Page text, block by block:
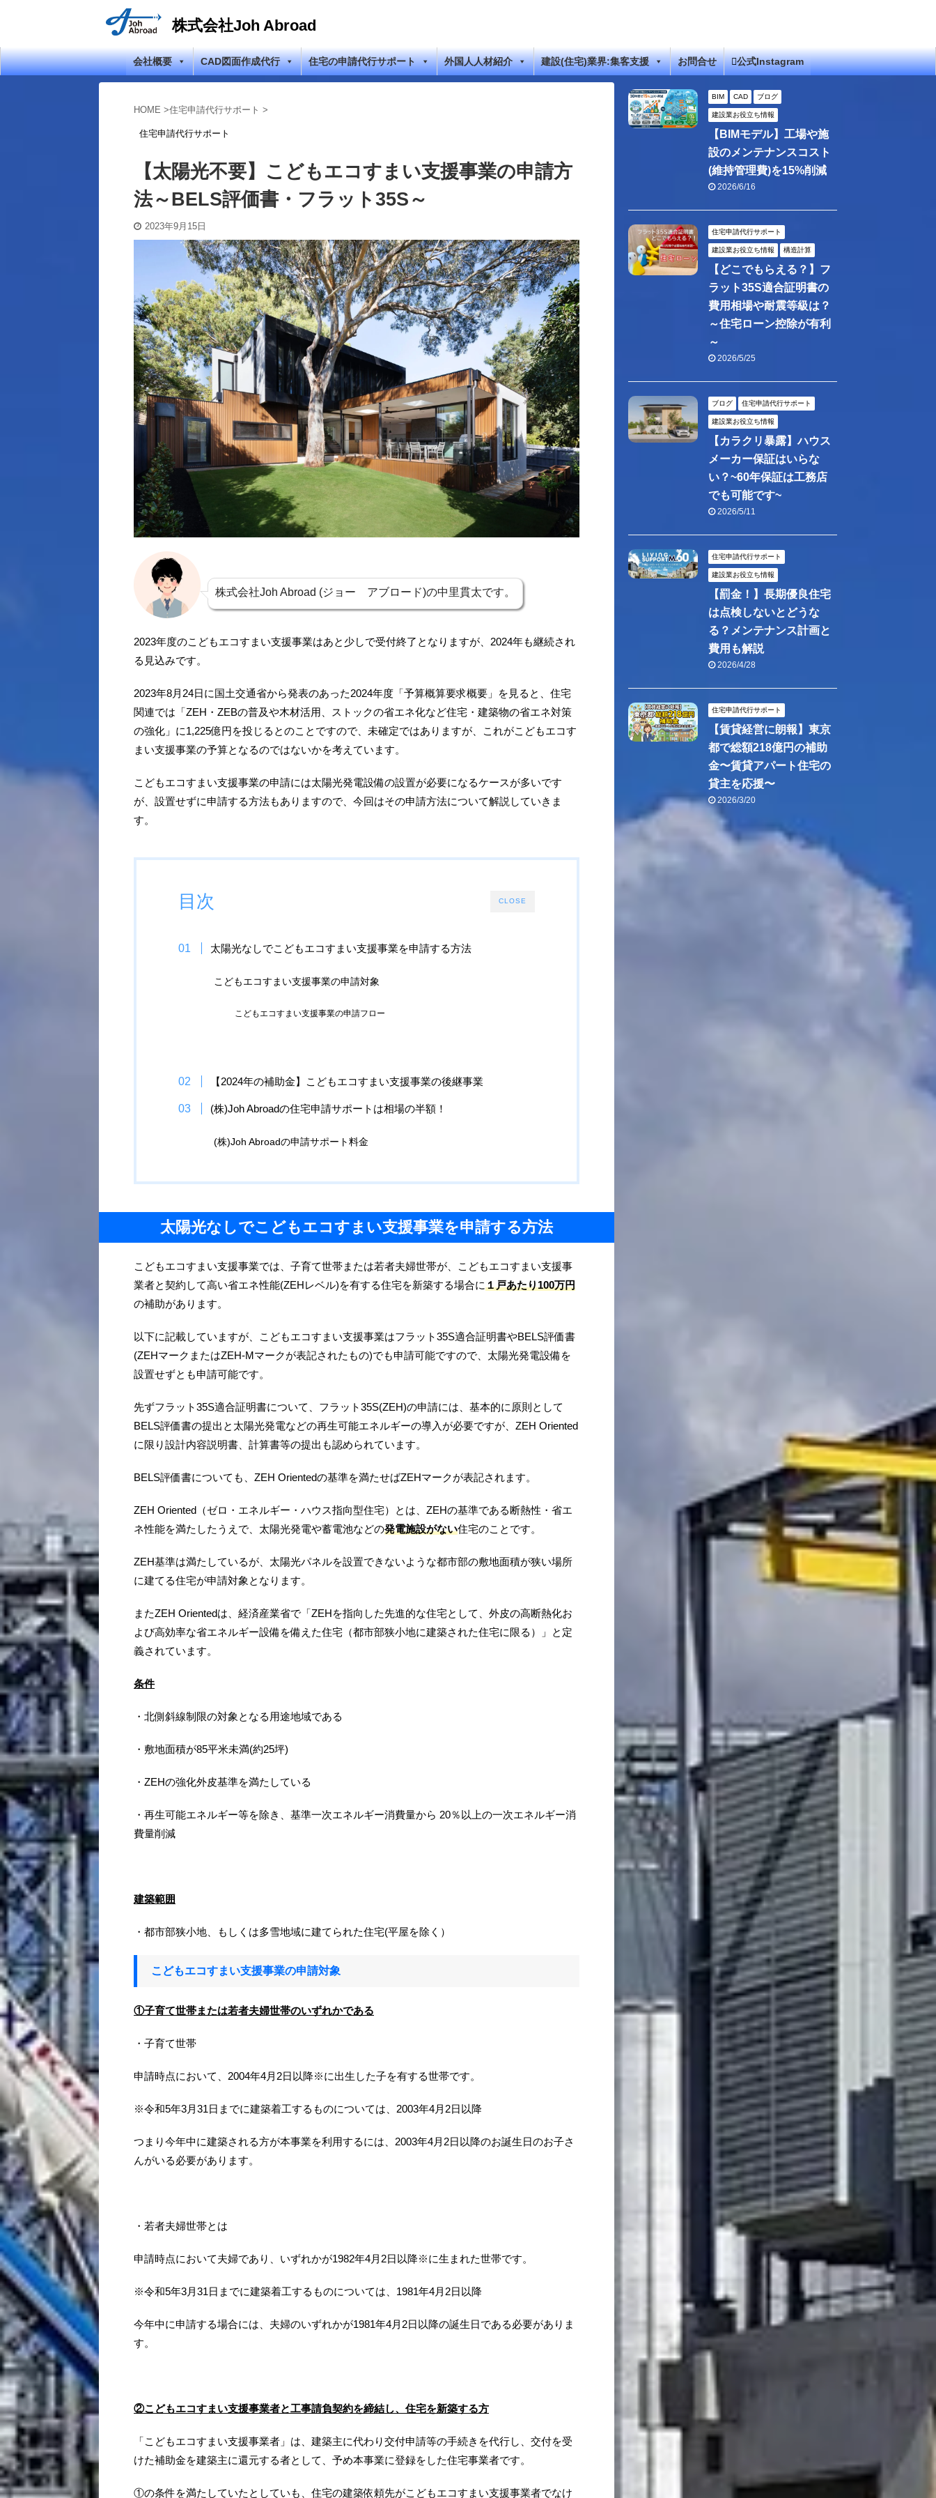
株式会社Joh Abroad
会社概要 CAD図面作成代行 住宅の申請代行サポート 外国人人材紹介 建設(住宅)業界:集客支援 お問合せ 公式Instagram
HOME >住宅申請代行サポート >
住宅申請代行サポート
【太陽光不要】こどもエコすまい支援事業の申請方
法～BELS評価書・フラット35S～
2023年9月15日
株式会社Joh Abroad (ジョー アブロード)の中里貫太です。
2023年度のこどもエコすまい支援事業はあと少しで受付終了となりますが、2024年も継続され
る見込みです。
2023年8月24日に国土交通省から発表のあった2024年度「予算概算要求概要」を見ると、住宅
関連では「ZEH・ZEBの普及や木材活用、ストックの省エネ化など住宅・建築物の省エネ対策
の強化」に1,225億円を投じるとのことですので、未確定ではありますが、これがこどもエコす
まい支援事業の予算となるのではないかを考えています。
こどもエコすまい支援事業の申請には太陽光発電設備の設置が必要になるケースが多いです
が、設置せずに申請する方法もありますので、今回はその申請方法について解説していきま
す。
CLOSE
目次
太陽光なしでこどもエコすまい支援事業を申請する方法
こどもエコすまい支援事業の申請対象
こどもエコすまい支援事業の申請フロー
【2024年の補助金】こどもエコすまい支援事業の後継事業
(株)Joh Abroadの住宅申請サポートは相場の半額！
(株)Joh Abroadの申請サポート料金
太陽光なしでこどもエコすまい支援事業を申請する方法
こどもエコすまい支援事業では、子育て世帯または若者夫婦世帯が、こどもエコすまい支援事
業者と契約して高い省エネ性能(ZEHレベル)を有する住宅を新築する場合に１戸あたり100万円
の補助があります。
以下に記載していますが、こどもエコすまい支援事業はフラット35S適合証明書やBELS評価書
(ZEHマークまたはZEH-Mマークが表記されたもの)でも申請可能ですので、太陽光発電設備を
設置せずとも申請可能です。
先ずフラット35S適合証明書について、フラット35S(ZEH)の申請には、基本的に原則として
BELS評価書の提出と太陽光発電などの再生可能エネルギーの導入が必要ですが、ZEH Oriented
に限り設計内容説明書、計算書等の提出も認められています。
BELS評価書についても、ZEH Orientedの基準を満たせばZEHマークが表記されます。
ZEH Oriented（ゼロ・エネルギー・ハウス指向型住宅）とは、ZEHの基準である断熱性・省エ
ネ性能を満たしたうえで、太陽光発電や蓄電池などの発電施設がない住宅のことです。
ZEH基準は満たしているが、太陽光パネルを設置できないような都市部の敷地面積が狭い場所
に建てる住宅が申請対象となります。
またZEH Orientedは、経済産業省で「ZEHを指向した先進的な住宅として、外皮の高断熱化お
よび高効率な省エネルギー設備を備えた住宅（都市部狭小地に建築された住宅に限る）」と定
義されています。
条件
・北側斜線制限の対象となる用途地域である
・敷地面積が85平米未満(約25坪)
・ZEHの強化外皮基準を満たしている
・再生可能エネルギー等を除き、基準一次エネルギー消費量から 20％以上の一次エネルギー消
費量削減
建築範囲
・都市部狭小地、もしくは多雪地域に建てられた住宅(平屋を除く）
こどもエコすまい支援事業の申請対象
①子育て世帯または若者夫婦世帯のいずれかである
・子育て世帯
申請時点において、2004年4月2日以降※に出生した子を有する世帯です。​
※令和5年3月31日までに建築着工​するものについては、2003年4月2日以降
つまり今年中に建築される方が本事業を利用するには、2003年4月2日以降のお誕生日のお子さ
んがいる必要があります。
・若者夫婦世帯とは
申請時点において夫婦であり、いずれかが1982年4月2日以降※に生まれた世帯です。
※令和5年3月31日までに建築着工​するものについては、1981年4月2日以降
今年中に申請する場合には、夫婦のいずれかが1981年4月2日以降の誕生日である必要がありま
す。
②こどもエコすまい支援事業者と工事請負契約を締結し、住宅を新築する方
「こどもエコすまい支援事業者」は、建築主​に代わり交付申請等の手続きを代行し、交付を受
けた補助金を建築主​​に還元する者として、予め本事業に登録をした住宅事業者です。
①の条件を満たしていたとしていも、住宅の建築依頼先がこどもエコすまい支援事業者でなけ
BIM CAD ブログ
建設業お役立ち情報
【BIMモデル】工場や施
設のメンテナンスコスト
(維持管理費)を15%削減
2026/6/16
住宅申請代行サポート
建設業お役立ち情報 構造計算
【どこでもらえる？】フ
ラット35S適合証明書の
費用相場や耐震等級は？
～住宅ローン控除が有利
～
2026/5/25
ブログ 住宅申請代行サポート
建設業お役立ち情報
【カラクリ暴露】ハウス
メーカー保証はいらな
い？~60年保証は工務店
でも可能です~
2026/5/11
住宅申請代行サポート
建設業お役立ち情報
【罰金！】長期優良住宅
は点検しないとどうな
る？メンテナンス計画と
費用も解説
2026/4/28
住宅申請代行サポート
【賃貸経営に朗報】東京
都で総額218億円の補助
金〜賃貸アパート住宅の
貸主を応援〜
2026/3/20